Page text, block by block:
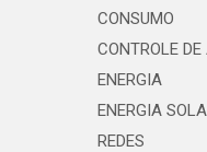
CONSUMO
CONTROLE DE
ENERGIA
ENERGIA
REDES